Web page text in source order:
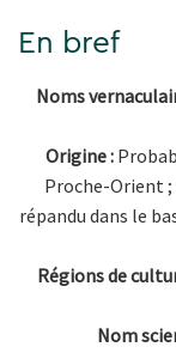
En bref
Noms
Origine :
Proche-Orient
répandu dans le
Régions de
Nom